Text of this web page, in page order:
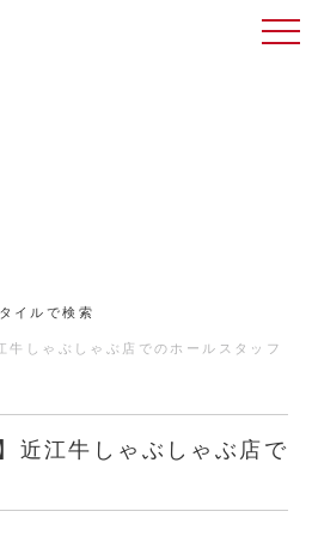
イルで検索
牛しゃぶしゃぶ店でのホールスタッフ
近江牛しゃぶしゃぶ店で